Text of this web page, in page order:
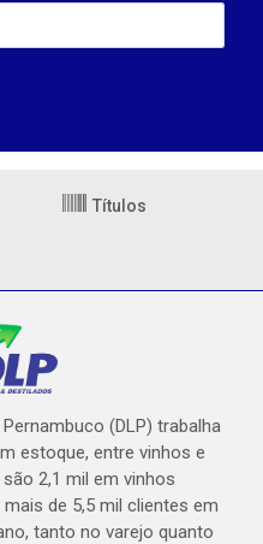
Títulos
(DLP) trabalha
estoque, entre vinhos e
2,1 mil em vinhos
de 5,5 mil clientes em
tanto no varejo quanto